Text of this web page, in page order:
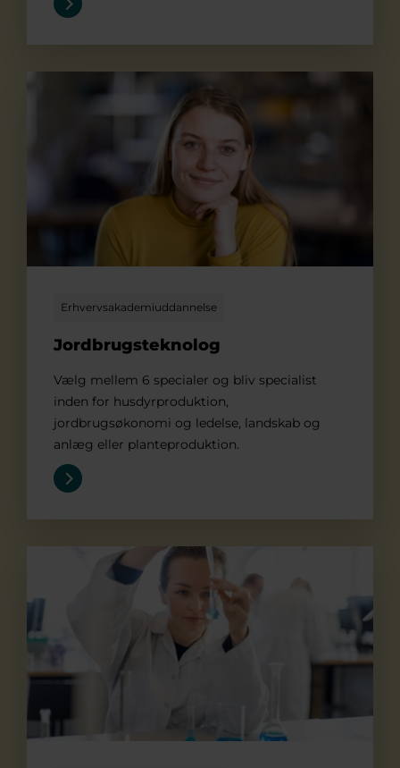
Erhvervsakademiuddannelse
Jordbrugsteknolog
Vælg mellem 6 specialer og bliv specialist
inden for husdyrproduktion,
jordbrugsøkonomi og ledelse, landskab og
anlæg eller planteproduktion.